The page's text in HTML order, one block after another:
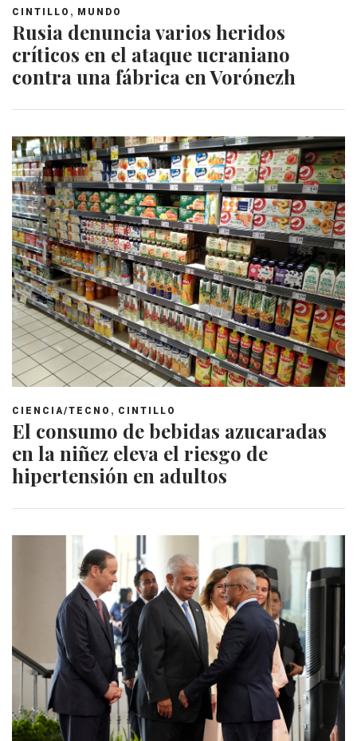
CINTILLO , MUNDO
Rusia denuncia varios heridos
críticos en el ataque ucraniano
contra una fábrica en Vorónezh
CIENCIA/TECNO , CINTILLO
El consumo de bebidas azucaradas
en la niñez eleva el riesgo de
hipertensión en adultos